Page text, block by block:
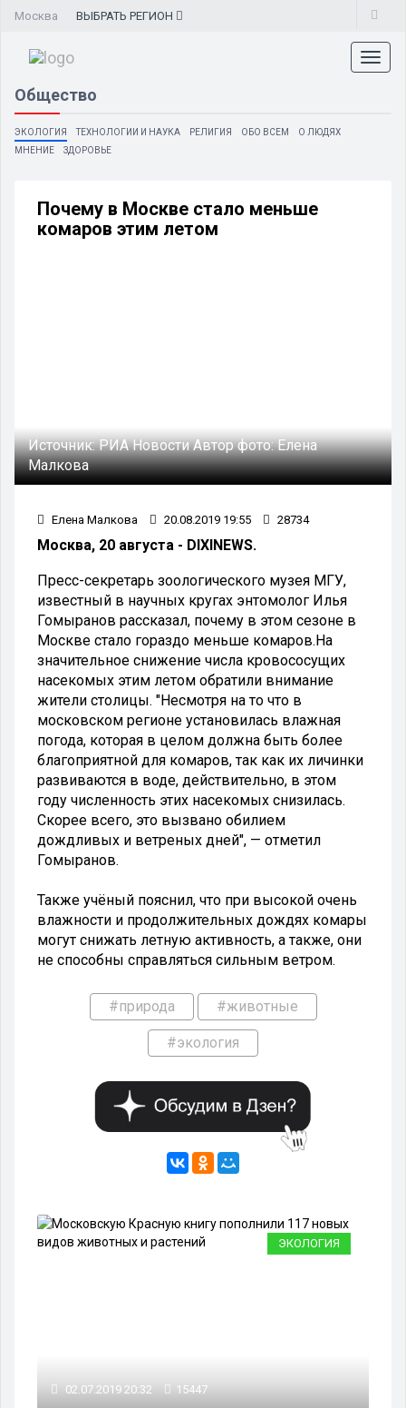
Москва ВЫБРАТЬ РЕГИОН
Общество
ЭКОЛОГИЯ ТЕХНОЛОГИИ И НАУКА РЕЛИГИЯ ОБО ВСЕМ
О ЛЮДЯХ
МНЕНИЕ
ЗДОРОВЬЕ
Почему в Москве стало меньше
комаров этим летом
Источник:РИА НовостиАвтор фото:Елена
Малкова
Елена Малкова 20.08.2019 19:55 28734
Москва, 20 августа - DIXINEWS.
Пресс-секретарь зоологического музея МГУ,
известный в научных кругах энтомолог Илья
Гомыранов рассказал, почему в этом сезоне в
Москве стало гораздо меньше комаров.На
значительное снижение числа кровососущих
насекомых этим летом обратили внимание
жители столицы. "Несмотря на то что в
московском регионе установилась влажная
погода, которая в целом должна быть более
благоприятной для комаров, так как их личинки
развиваются в воде, действительно, в этом
году численность этих насекомых снизилась.
Скорее всего, это вызвано обилием
дождливых и ветреных дней", — отметил
Гомыранов.
Также учёный пояснил, что при высокой очень
влажности и продолжительных дождях комары
могут снижать летную активность, а также, они
не способны справляться сильным ветром.
#природа #животные
#экология
ЭКОЛОГИЯ
02.07.2019 20:32 15447